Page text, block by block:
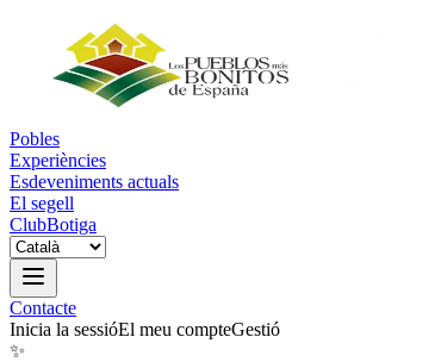
Pobles
Experiències
Esdeveniments actuals
El segell
ClubBotiga
Contacte
Inicia la sessióEl meu compteGestió
✨